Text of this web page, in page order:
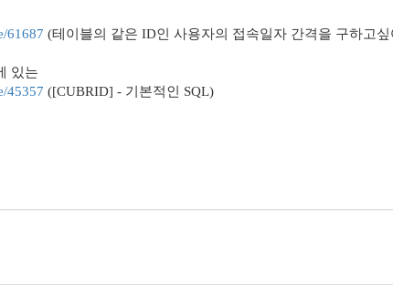
61687 (테이블의 같은 ID인 사용자의 접속일자 간격을 구하고
있는
45357 ([CUBRID] - 기본적인 SQL)